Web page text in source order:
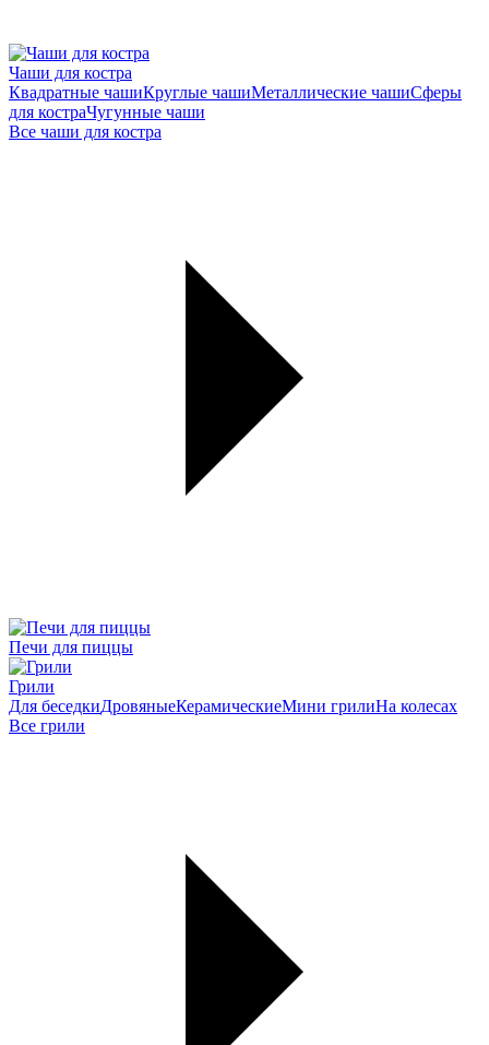
Чаши для костра
Квадратные чашиКруглые чашиМеталлические чашиСферы
для костраЧугунные чаши
Все чаши для костра
Печи для пиццы
Грили
Для беседкиДровяныеКерамическиеМини грилиНа колесах
Все грили